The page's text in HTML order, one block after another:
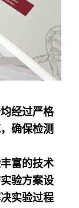
经过严格
确保检测
富的技术
验方案设
实验过程